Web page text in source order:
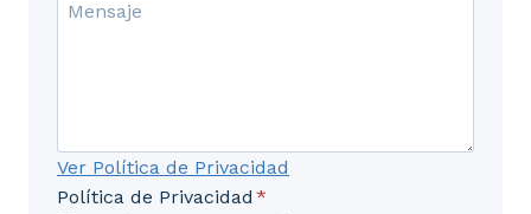
Ver Política de Privacidad
Política de Privacidad *